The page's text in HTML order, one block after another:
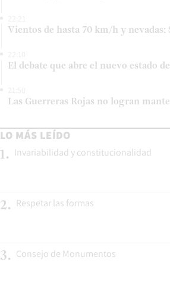
Vientos de hasta 70 km/h y
El debate que abre el nuevo estado
Las Guerreras Rojas no logran
LO MÁS LEÍDO
1. Invariabilidad y constitucionalidad
2. Respetar las formas
3. Consejo de Monumentos